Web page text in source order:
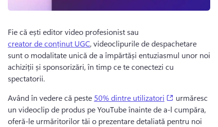
Fie că ești editor video profesionist sau
creator de conținut UGC, videoclipurile de despachetare
sunt o modalitate unică de a împărtăși entuziasmul unor noi
achiziții și sponsorizări, în timp ce te conectezi cu
spectatorii.
Având în vedere că peste 50% dintre utilizatori (opens in a
urmăresc
un videoclip de produs pe YouTube înainte de a-l cumpăra,
oferă-le urmăritorilor tăi o prezentare detaliată pentru noi